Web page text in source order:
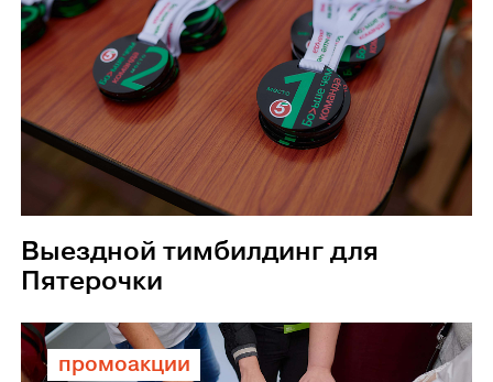
Выездной тимбилдинг для
Пятерочки
промоакции